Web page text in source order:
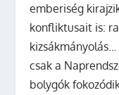
emberiség
konfliktusait is:
csak a
bolygók